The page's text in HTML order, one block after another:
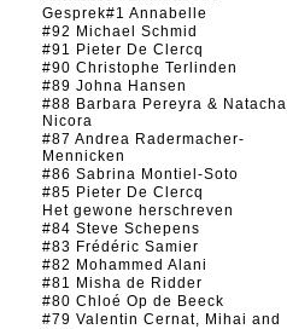
Gesprek#1 Annabelle
#92 Michael Schmid
#91 Pieter De Clercq
#90 Christophe Terlinden
#89 Johna Hansen
#88 Barbara Pereyra & Natacha
Nicora
#87 Andrea Radermacher-
Mennicken
#86 Sabrina Montiel-Soto
#85 Pieter De Clercq
Het gewone herschreven
#84 Steve Schepens
#83 Frédéric Samier
#82 Mohammed Alani
#81 Misha de Ridder
#80 Chloé Op de Beeck
#79 Valentin Cernat, Mihai and